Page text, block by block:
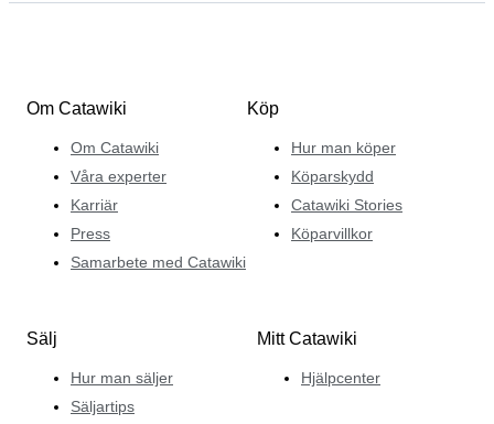
Om Catawiki
Om Catawiki
Våra experter
Karriär
Press
Samarbete med Catawiki
Köp
Hur man köper
Köparskydd
Catawiki Stories
Köparvillkor
Sälj
Hur man säljer
Säljartips
Mitt Catawiki
Hjälpcenter